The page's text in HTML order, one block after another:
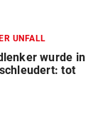
UNFALL
wurde in
tot